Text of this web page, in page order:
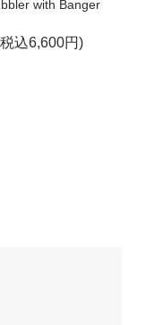
with Banger
込6,600円)